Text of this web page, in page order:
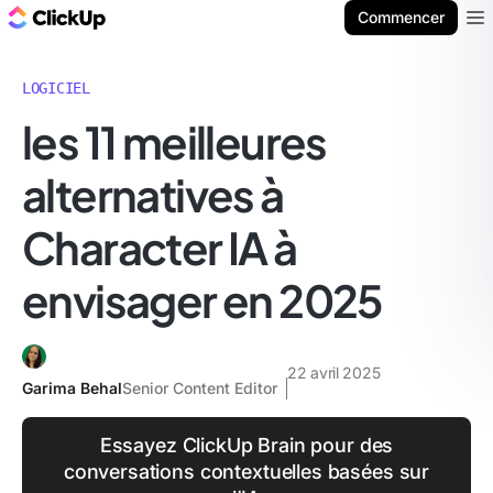
Commencer
LOGICIEL
les 11 meilleures
alternatives à
Character IA à
envisager en 2025
Garima BehalSenior Content Editor
22 avril 2025
Essayez ClickUp Brain pour des
conversations contextuelles basées sur